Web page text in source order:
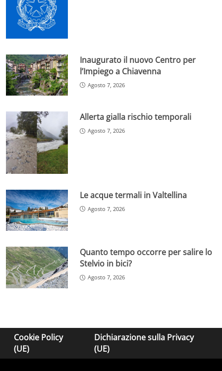
Inaugurato il nuovo Centro per
l’Impiego a Chiavenna
Agosto 7, 2026
Allerta gialla rischio temporali
Agosto 7, 2026
Le acque termali in Valtellina
Agosto 7, 2026
Quanto tempo occorre per salire lo
Stelvio in bici?
Agosto 7, 2026
Cookie Policy
(UE)
Dichiarazione sulla Privacy
(UE)